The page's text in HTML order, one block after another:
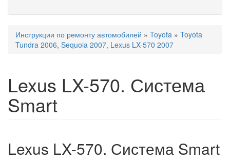
Вы здесь
Инструкции по ремонту автомобилей » Toyota » Toyota
Tundra 2006, Sequoia 2007, Lexus LX-570 2007
Lexus LX-570. Система
Smart
Lexus LX-570. Система Smart